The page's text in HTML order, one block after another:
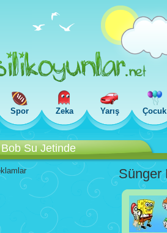
Spor Zeka Yarış Çocuk
Su Jetinde
Sünger